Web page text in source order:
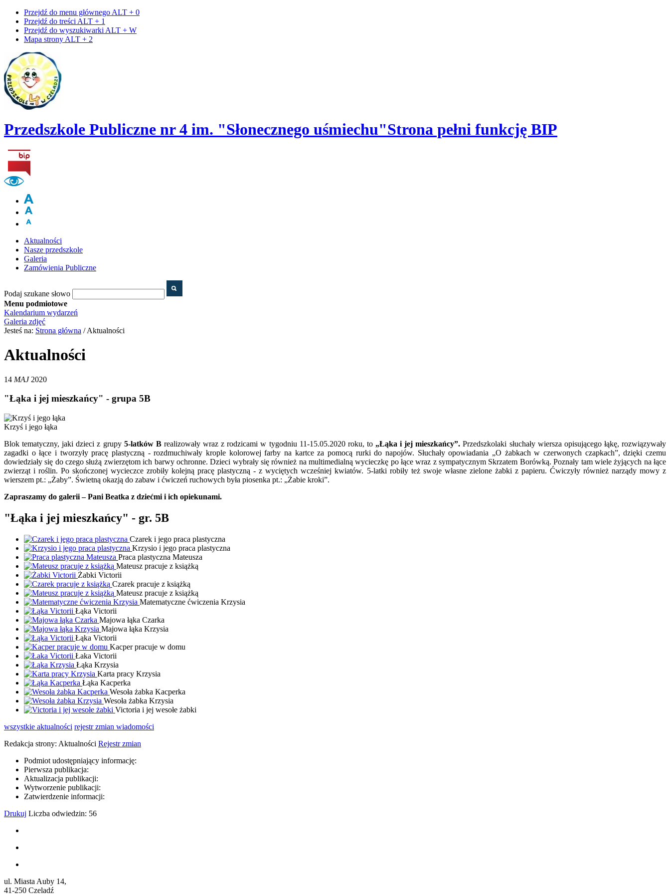
Przejdź do menu głównego ALT + 0
Przejdź do treści ALT + 1
Przejdź do wyszukiwarki ALT + W
Mapa strony ALT + 2
Przedszkole Publiczne nr 4 im. "Słonecznego uśmiechu"Strona pełni funkcję BIP
Aktualności
Nasze przedszkole
Galeria
Zamówienia Publiczne
Podaj szukane słowo
Menu podmiotowe
Kalendarium wydarzeń
Galeria zdjęć
Jesteś na: Strona główna / Aktualności
Aktualności
14 MAJ2020
"Łąka i jej mieszkańcy" - grupa 5B
Krzyś i jego łąka
Blok tematyczny, jaki dzieci z grupy 5-latków Brealizowały wraz z rodzicami w tygodniu 11-15.05.2020 roku, to „Łąka i jej mieszkańcy”. Przedszkolaki słuchały wiersza opisującego łąkę, rozwiązywały
zagadki o łące i tworzyły pracę plastyczną - rozdmuchiwały krople kolorowej farby na kartce za pomocą rurki do napojów. Słuchały opowiadania „O żabkach w czerwonych czapkach”, dzięki czemu
dowiedziały się do czego służą zwierzętom ich barwy ochronne. Dzieci wybrały się również na multimedialną wycieczkę po łące wraz z sympatycznym Skrzatem Borówką. Poznały tam wiele żyjących na łące
zwierząt i roślin. Po skończonej wycieczce zrobiły kolejną pracę plastyczną - z wyciętych wcześniej kwiatów. 5-latki robiły też swoje własne zielone żabki z papieru. Ćwiczyły również narządy mowy z
wierszem pt.: „Żaby”. Świetną okazją do zabaw i ćwiczeń ruchowych była piosenka pt.: „Żabie kroki”.
Zapraszamy do galerii – Pani Beatka z dziećmi i ich opiekunami.
"Łąka i jej mieszkańcy" - gr. 5B
Czarek i jego praca plastyczna
Krzysio i jego praca plastyczna
Praca plastyczna Mateusza
Mateusz pracuje z książką
Żabki Victorii
Czarek pracuje z książką
Mateusz pracuje z książką
Matematyczne ćwiczenia Krzysia
Łąka Victorii
Majowa łąka Czarka
Majowa łąka Krzysia
Łąka Victorii
Kacper pracuje w domu
Łaka Victorii
Łąka Krzysia
Karta pracy Krzysia
Łąka Kacperka
Wesoła żabka Kacperka
Wesoła żabka Krzysia
Victoria i jej wesołe żabki
wszystkie aktualności rejestr zmian wiadomości
Redakcja strony: Aktualności Rejestr zmian
Podmiot udostępniający informację:
Pierwsza publikacja:
Aktualizacja publikacji:
Wytworzenie publikacji:
Zatwierdzenie informacji:
Drukuj Liczba odwiedzin: 56
ul. Miasta Auby 14,
41-250 Czeladź